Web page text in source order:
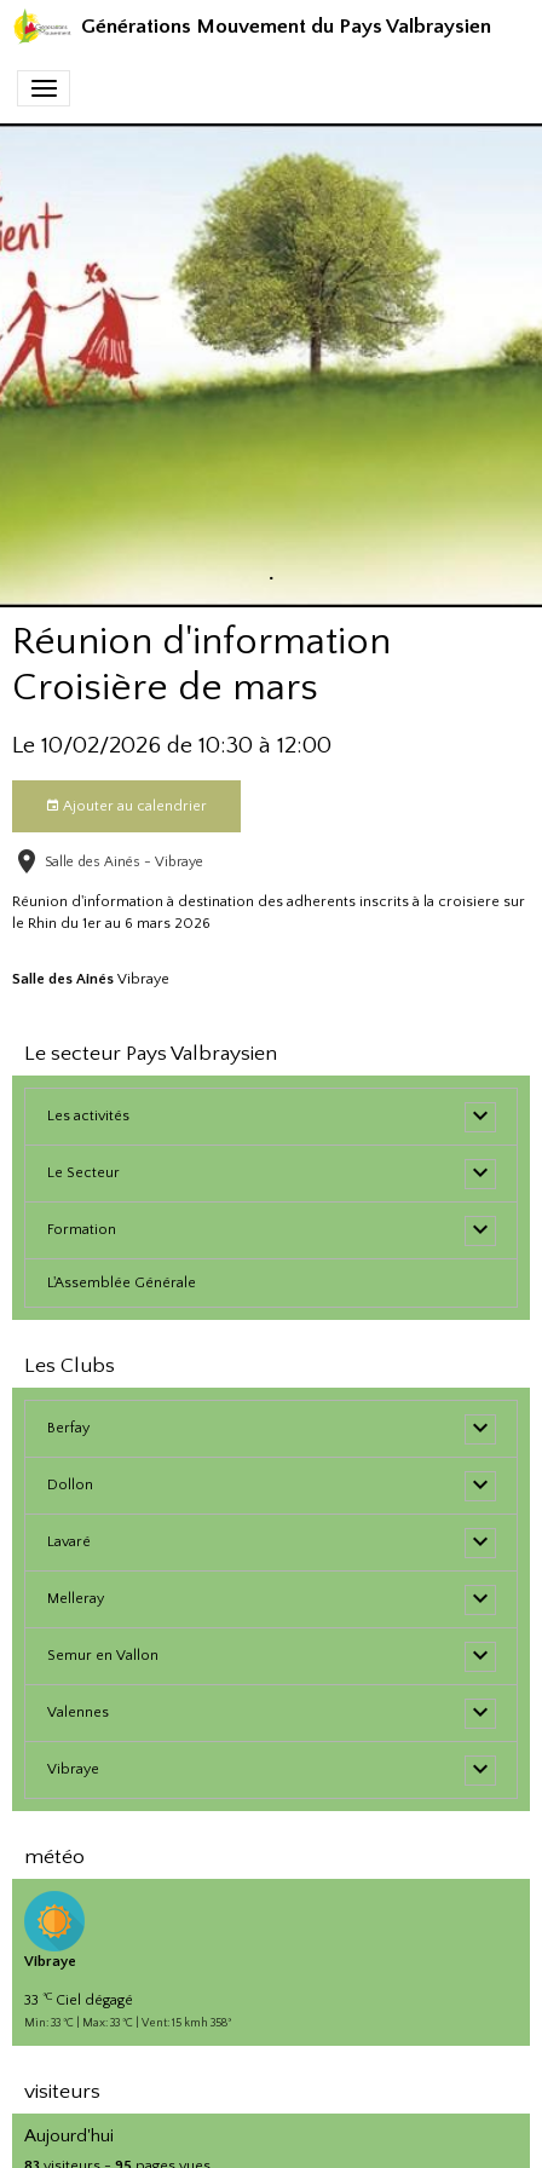
Générations Mouvement du Pays Valbraysien
.
Réunion d'information
Croisière de mars
Le 10/02/2026 de 10:30 à 12:00
Ajouter au calendrier
Salle des Ainés - Vibraye
Réunion d'information à destination des adherents inscrits à la croisiere sur
le Rhin du 1er au 6 mars 2026
Salle des Ainés Vibraye
Le secteur Pays Valbraysien
Les activités
Le Secteur
Formation
L'Assemblée Générale
Les Clubs
Berfay
Dollon
Lavaré
Melleray
Semur en Vallon
Valennes
Vibraye
météo
Vibraye
33 °C Ciel dégagé
Min: 33 °C | Max: 33 °C | Vent: 15 kmh 358°
visiteurs
Aujourd'hui